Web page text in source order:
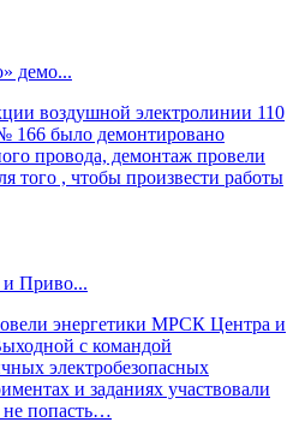
демо...
воздушной электролинии 110
166 было демонтировано
провода, демонтаж провели
того , чтобы произвести работы
Приво...
энергетики МРСК Центра и
с командой
электробезопасных
и заданиях участвовали
не попасть…